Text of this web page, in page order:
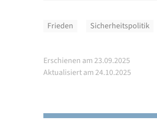
Frieden Sicherheitspolitik
Erschienen am 23.09.2025
Aktualisiert am 24.10.2025